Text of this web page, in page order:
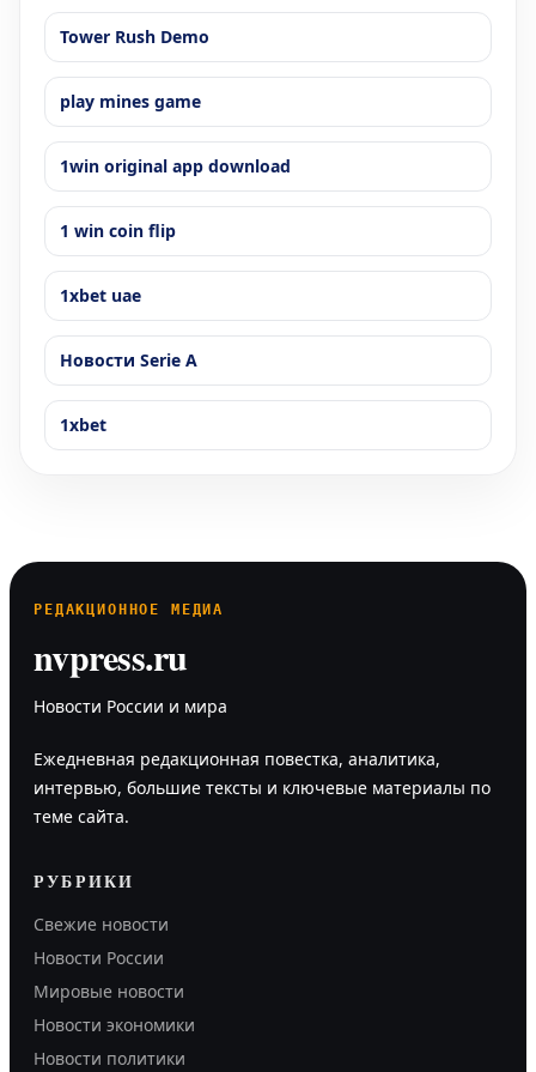
Tower Rush Demo
play mines game
1win original app download
1 win coin flip
1xbet uae
Новости Serie A
1xbet
РЕДАКЦИОННОЕ МЕДИА
nvpress.ru
Новости России и мира
Ежедневная редакционная повестка, аналитика,
интервью, большие тексты и ключевые материалы по
теме сайта.
РУБРИКИ
Свежие новости
Новости России
Мировые новости
Новости экономики
Новости политики